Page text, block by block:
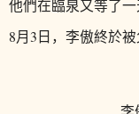
他們在臨泉又等了一
8月3日，李傲終於